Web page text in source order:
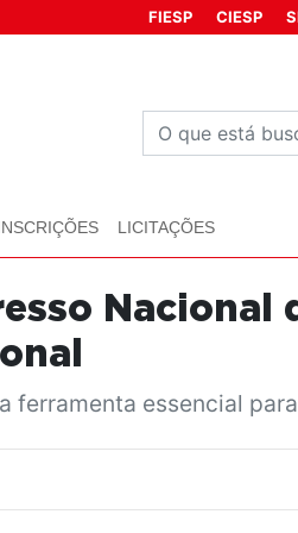
FIESP CIESP
LICITAÇÕES
Nacional
essencial